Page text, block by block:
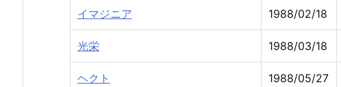
イマジニア 1988/02/18
光栄 1988/03/18
ヘクト 1988/05/27